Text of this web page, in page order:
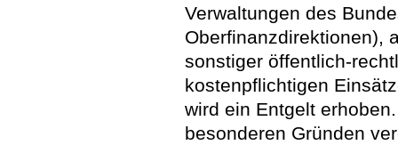
Verwaltungen des
Oberfinanzdirektionen),
sonstiger öffentlich-
kostenpflichtigen
wird ein Entgelt
besonderen Gründen